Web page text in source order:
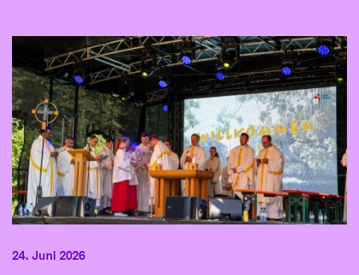
24. Juni 2026